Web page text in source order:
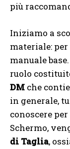
più
Iniziamo a
materiale:
manuale
ruolo
DM che
in generale,
conoscere
Schermo,
di Taglia,